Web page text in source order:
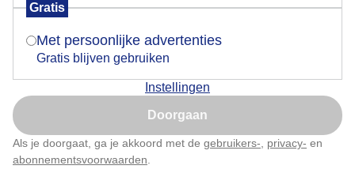
Gratis
Met persoonlijke advertenties
Gratis blijven gebruiken
Instellingen
Doorgaan
Als je doorgaat, ga je akkoord met de gebruikers- privacy- en
abonnementsvoorwaarden
Wolkenradar
Is goed, toon de popup
Nu niet, misschien later
Klik hierom dit aan te passen